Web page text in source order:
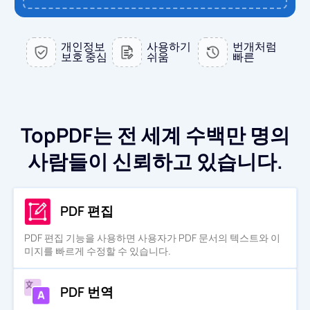
PDF를 PPT로
PDF를 JPG로
엑셀에서 PDF로
PPT를 PDF로
EPUB를 PDF로
WORD를 JPG로
EXCEL에서 JPG로
PDF를 JPG로
문의하기
개인정보
보호 중심
사용하기
쉬움
번개처럼
빠른
TopPDF는 전 세계 수백만 명의
사람들이 신뢰하고 있습니다.
PDF 편집
PDF 편집 기능을 사용하면 사용자가 PDF 문서의 텍스트와 이
미지를 빠르게 수정할 수 있습니다.
PDF 번역